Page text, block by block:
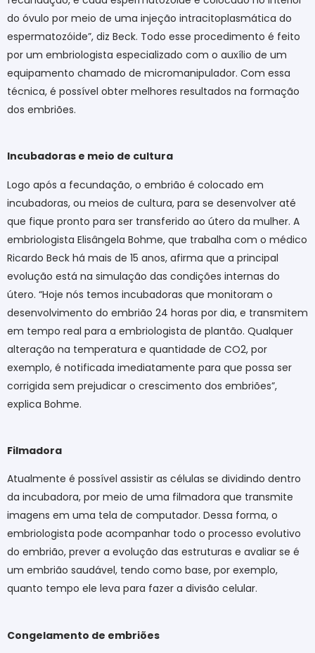
do óvulo por meio de uma injeção intracitoplasmática do
espermatozóide”, diz Beck. Todo esse procedimento é feito
por um embriologista especializado com o auxílio de um
equipamento chamado de micromanipulador. Com essa
técnica, é possível obter melhores resultados na formação
dos embriões.
Incubadoras e meio de cultura
Logo após a fecundação, o embrião é colocado em
incubadoras, ou meios de cultura, para se desenvolver até
que fique pronto para ser transferido ao útero da mulher. A
embriologista Elisângela Bohme, que trabalha com o médico
Ricardo Beck há mais de 15 anos, afirma que a principal
evolução está na simulação das condições internas do
útero. “Hoje nós temos incubadoras que monitoram o
desenvolvimento do embrião 24 horas por dia, e transmitem
em tempo real para a embriologista de plantão. Qualquer
alteração na temperatura e quantidade de CO2, por
exemplo, é notificada imediatamente para que possa ser
corrigida sem prejudicar o crescimento dos embriões”,
explica Bohme.
Filmadora
Atualmente é possível assistir as células se dividindo dentro
da incubadora, por meio de uma filmadora que transmite
imagens em uma tela de computador. Dessa forma, o
embriologista pode acompanhar todo o processo evolutivo
do embrião, prever a evolução das estruturas e avaliar se é
um embrião saudável, tendo como base, por exemplo,
quanto tempo ele leva para fazer a divisão celular.
Congelamento de embriões